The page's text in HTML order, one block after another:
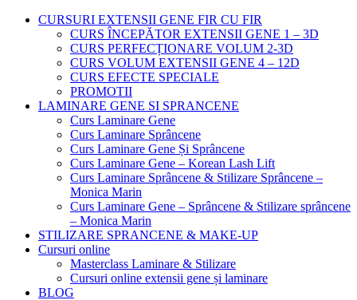
CURSURI EXTENSII GENE FIR CU FIR
CURS ÎNCEPĂTOR EXTENSII GENE 1 – 3D
CURS PERFECȚIONARE VOLUM 2-3D
CURS VOLUM EXTENSII GENE 4 – 12D
CURS EFECTE SPECIALE
PROMOTII
LAMINARE GENE SI SPRANCENE
Curs Laminare Gene
Curs Laminare Sprâncene
Curs Laminare Gene Și Sprâncene
Curs Laminare Gene – Korean Lash Lift
Curs Laminare Sprâncene & Stilizare Sprâncene –
Monica Marin
Curs Laminare Gene – Sprâncene & Stilizare sprâncene
– Monica Marin
STILIZARE SPRANCENE & MAKE-UP
Cursuri online
Masterclass Laminare & Stilizare
Cursuri online extensii gene și laminare
BLOG